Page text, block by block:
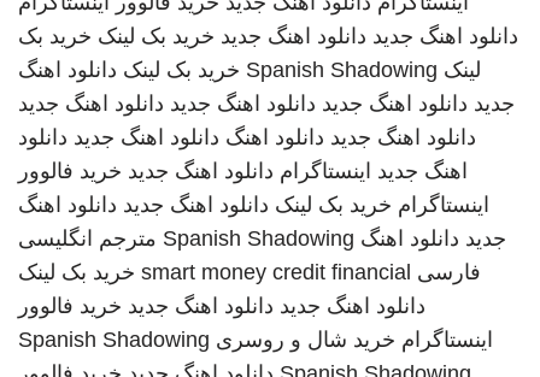
دانلود اهنگ جدید دانلود اهنگ جدید خرید بک لینک خرید بک
لینک Spanish Shadowing خرید بک لینک دانلود اهنگ
جدید دانلود اهنگ جدید دانلود اهنگ جدید دانلود اهنگ جدید
دانلود اهنگ جدید دانلود اهنگ دانلود اهنگ جدید دانلود
اهنگ جدید اینستاگرام دانلود اهنگ جدید خرید فالوور
اینستاگرام خرید بک لینک دانلود اهنگ جدید دانلود اهنگ
جدید دانلود اهنگ Spanish Shadowing مترجم انگلیسی
فارسی smart money credit financial خرید بک لینک
دانلود اهنگ جدید دانلود اهنگ جدید خرید فالوور
اینستاگرام خرید شال و روسری Spanish Shadowing